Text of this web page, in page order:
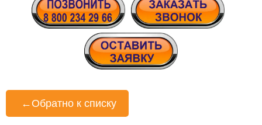
← Обратно к списку